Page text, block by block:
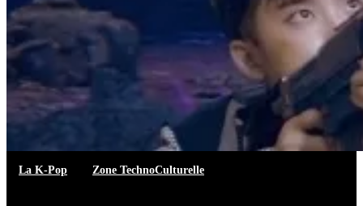
La K-Pop Zone TechnoCulturelle